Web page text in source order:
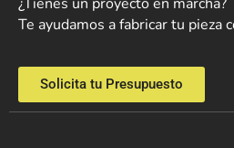
Te ayudamos a fabricar tu pieza
Solicita tu Presupuesto